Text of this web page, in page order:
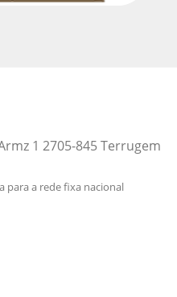
1 2705-845 Terrugem
para a rede fixa nacional